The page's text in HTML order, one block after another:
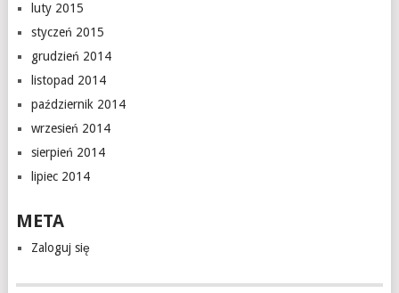
luty 2015
styczeń 2015
grudzień 2014
listopad 2014
październik 2014
wrzesień 2014
sierpień 2014
lipiec 2014
META
Zaloguj się